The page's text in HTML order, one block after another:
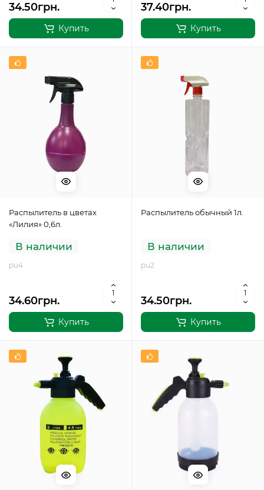
34.50грн.
Купить
37.40грн.
Купить
Распылитель в цветах
«Лилия» 0,6л.
В наличии
pu4
34.60грн.
Купить
Распылитель обычный 1л.
В наличии
pu2
34.50грн.
Купить